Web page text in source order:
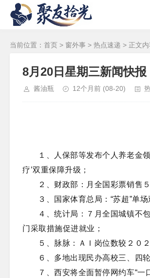
当前位置： 首页 > 窗外事 > 热点速递 > 正文内
8月20日星期三新闻快报
酱油瓶 12个月前 (08-20)
１、人保部等发布个人养老金
疗’双重保障升级；
２、财政部：月全国彩票销售
３、国家体育总局：“苏超”单
４、统计局：７月全国城镇不
门采取措施促进就业；
５、脉脉：ＡＩ岗位数较２０
６、多地出现民办高校三、四
７、西安将全面暂停网约车“一